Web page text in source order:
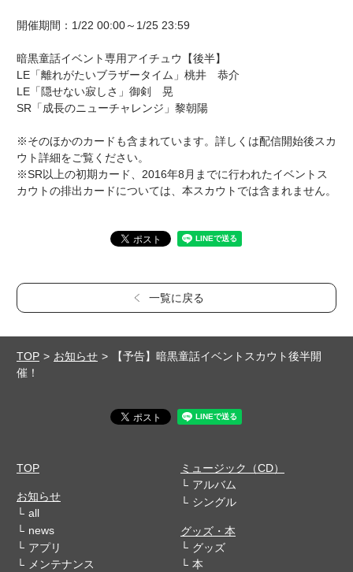
開催期間：1/22 00:00～1/25 23:59
暗黒童話イベント専用アイチュウ【後半】
LE「離れがたいブラザータイム」桃井 恭介
LE「隠せない寂しさ」御剣 晃
SR「成長のニューチャレンジ」黎朝陽
※そのほかのカードも含まれています。詳しくは配信開始後スカ
ウト詳細をご覧ください。
※SR以上の初期カード、2016年8月までに行われたイベントス
カウトの排出カードについては、本スカウトでは含まれません。
一覧に戻る
TOP お知らせ
【予告】暗黒童話イベントスカウト後半開
催！
TOP
お知らせ
all
news
アプリ
メンテナンス
ミュージック（CD）
アルバム
シングル
グッズ・本
グッズ
本